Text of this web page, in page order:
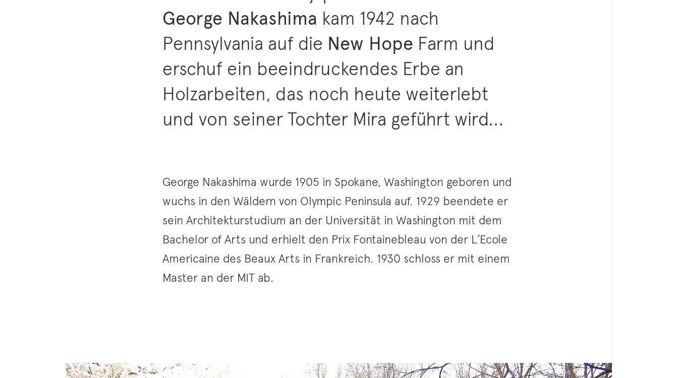
George Nakashima kam 1942 nach
Pennsylvania auf die New Hope Farm und
erschuf ein beeindruckendes Erbe an
Holzarbeiten, das noch heute weiterlebt
und von seiner Tochter Mira geführt wird...
George Nakashima wurde 1905 in Spokane, Washington geboren und
wuchs in den Wäldern von Olympic Peninsula auf. 1929 beendete er
sein Architekturstudium an der Universität in Washington mit dem
Bachelor of Arts und erhielt den Prix Fontainebleau von der L’Ecole
Americaine des Beaux Arts in Frankreich. 1930 schloss er mit einem
Master an der MIT ab.